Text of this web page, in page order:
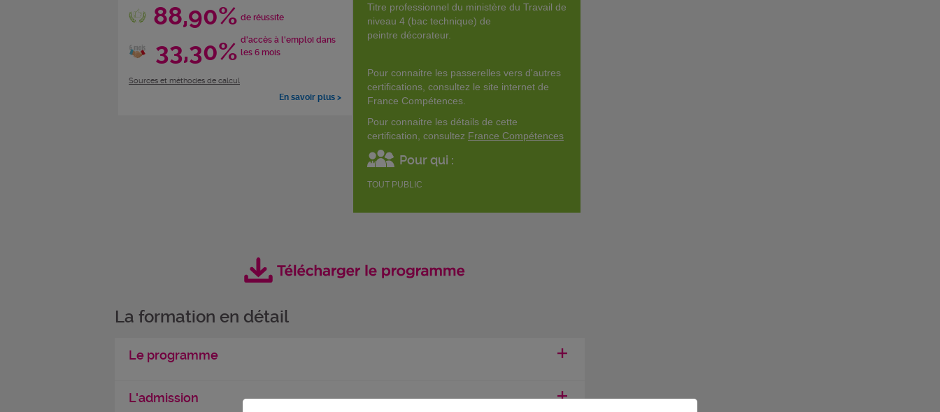
88,90% de réussite
33,30% d'accès à l'emploi dans
les 6 mois
Sources et méthodes de calcul
En savoir plus >
Titre professionnel du ministère du Travail de
niveau 4 (bac technique) de
peintre décorateur.
Pour connaitre les passerelles vers d'autres
certifications, consultez le site internet de
France Compétences.
Pour connaitre les détails de cette
certification, consultez France Compétences
Pour qui :
TOUT PUBLIC
La formation en détail
Le programme
L'admission